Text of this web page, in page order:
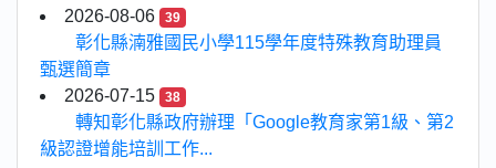
2026-08-06
39
彰化縣湳雅國民小學115學年度特殊教育助理員
甄選簡章
2026-07-15
38
轉知彰化縣政府辦理「Google教育家第1級、第2
級認證增能培訓工作...